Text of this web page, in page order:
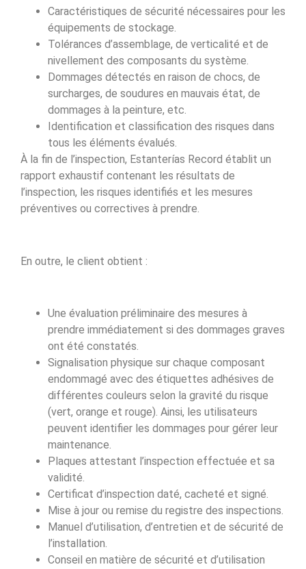
Caractéristiques de sécurité nécessaires pour les
équipements de stockage.
Tolérances d’assemblage, de verticalité et de
nivellement des composants du système.
Dommages détectés en raison de chocs, de
surcharges, de soudures en mauvais état, de
dommages à la peinture, etc.
Identification et classification des risques dans
tous les éléments évalués.
À la fin de l’inspection, Estanterías Record établit un
rapport exhaustif contenant les résultats de
l’inspection, les risques identifiés et les mesures
préventives ou correctives à prendre.
En outre, le client obtient :
Une évaluation préliminaire des mesures à
prendre immédiatement si des dommages graves
ont été constatés.
Signalisation physique sur chaque composant
endommagé avec des étiquettes adhésives de
différentes couleurs selon la gravité du risque
(vert, orange et rouge). Ainsi, les utilisateurs
peuvent identifier les dommages pour gérer leur
maintenance.
Plaques attestant l’inspection effectuée et sa
validité.
Certificat d’inspection daté, cacheté et signé.
Mise à jour ou remise du registre des inspections.
Manuel d’utilisation, d’entretien et de sécurité de
l’installation.
Conseil en matière de sécurité et d’utilisation